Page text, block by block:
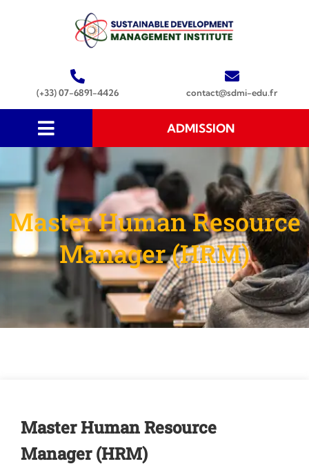
(+33) 07-6891-4426 contact@sdmi-edu.fr
ADMISSION
Master Human Resource
Manager (HRM)
Master Human Resource
Manager (HRM)